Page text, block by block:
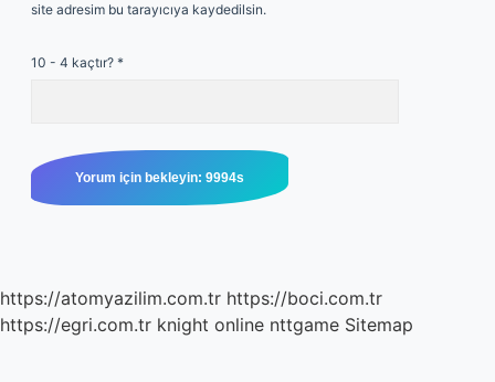
site adresim bu tarayıcıya kaydedilsin.
10 - 4 kaçtır? *
https://atomyazilim.com.tr https://boci.com.tr
https://egri.com.tr knight online nttgame Sitemap